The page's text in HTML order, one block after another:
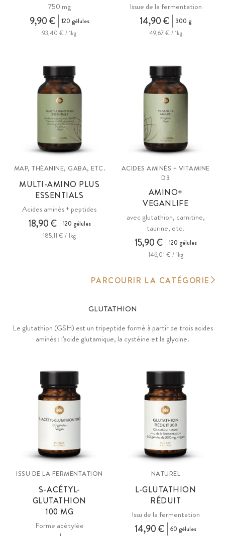
750 mg
9,90 €
120 gélules
93,40 € / 1kg
Issue de la fermentation
14,90 €
300 g
49,67 € / 1kg
MAP, THÉANINE, GABA, ETC.
MULTI-AMINO PLUS
ESSENTIALS
Acides aminés + peptides
18,90 €
120 gélules
185,11 € / 1kg
ACIDES AMINÉS + VITAMINE
D3
AMINO+
VEGANLIFE
avec glutathion, carnitine,
taurine, etc.
15,90 €
120 gélules
146,01 € / 1kg
PARCOURIR LA CATÉGORIE
GLUTATHION
Le glutathion (GSH) est un tripeptide formé à partir de trois acides
aminés : l'acide glutamique, la cystéine et la glycine.
ISSU DE LA FERMENTATION
S-⁠ACÉTYL-
GLUTATHION
100 MG
Forme acétylée
NATUREL
L-GLUTATHION
RÉDUIT
Issu de la fermentation
14,90 € 60 gélules